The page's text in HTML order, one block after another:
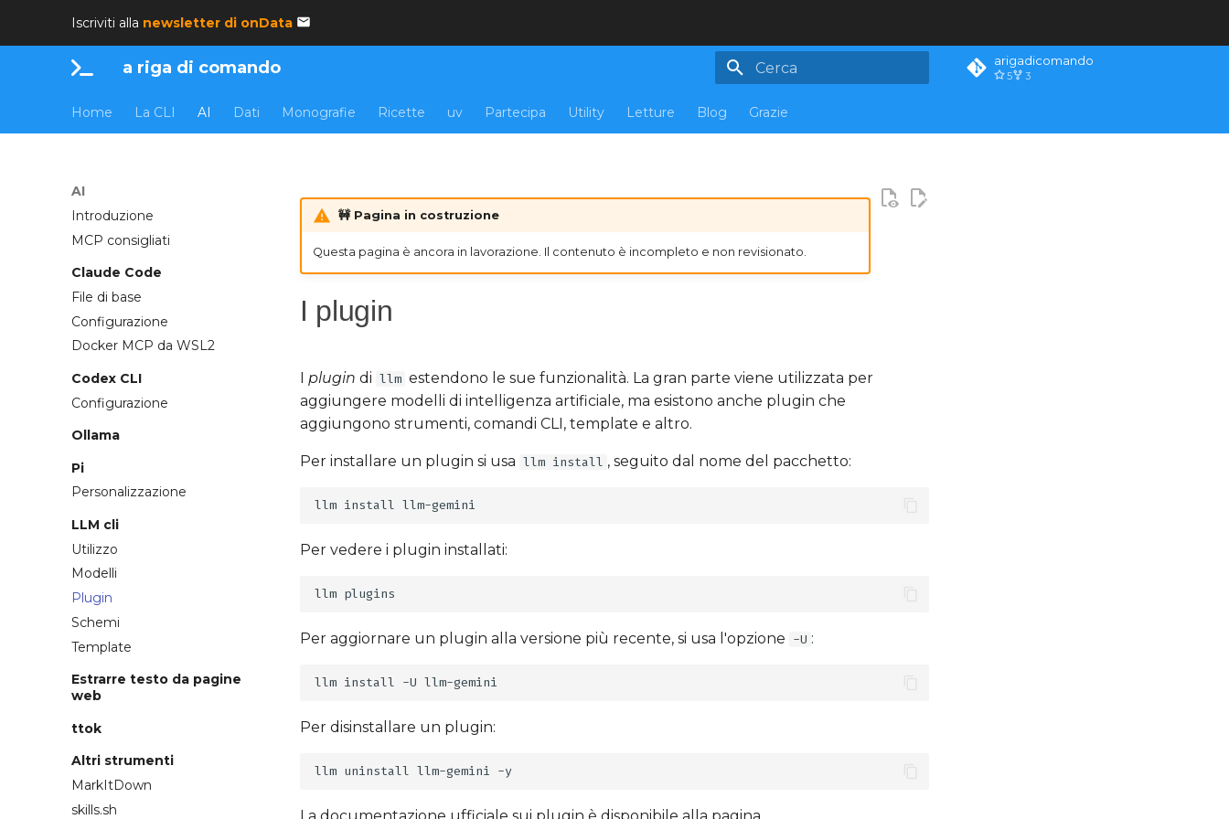
Iscriviti alla newsletter di onData
a riga di comando arigadicomando
5 3
Home La CLI AI Dati Monografie Ricette uv Partecipa Utility Letture Blog Grazie
AI
Introduzione
MCP consigliati
Claude Code
File di base
Configurazione
Docker MCP da WSL2
Codex CLI
Configurazione
Ollama
Pi
Personalizzazione
LLM cli
Utilizzo
Modelli
Plugin
Schemi
Template
Estrarre testo da pagine
web
ttok
Altri strumenti
MarkItDown
skills.sh
🚧 Pagina in costruzione
Questa pagina è ancora in lavorazione. Il contenuto è incompleto e non revisionato.
I plugin
I plugin di llm estendono le sue funzionalità. La gran parte viene utilizzata per
aggiungere modelli di intelligenza artificiale, ma esistono anche plugin che
aggiungono strumenti, comandi CLI, template e altro.
Per installare un plugin si usa llm install , seguito dal nome del pacchetto:
llm install
Per vedere i plugin installati:
llm
Per aggiornare un plugin alla versione più recente, si usa l'opzione -U :
llm install -U
Per disinstallare un plugin:
llm uninstall llm-gemini